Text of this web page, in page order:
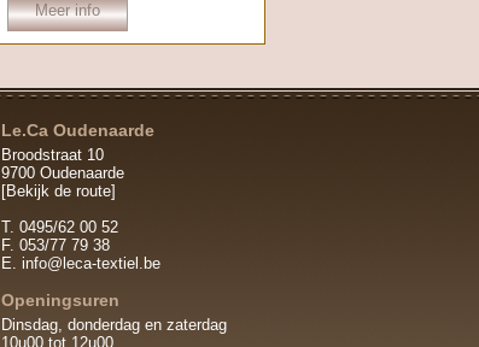
Meer info
Le.Ca Oudenaarde
Broodstraat 10
9700 Oudenaarde
[Bekijk de route]
T. 0495/62 00 52
F. 053/77 79 38
E. info@leca-textiel.be
Openingsuren
Dinsdag, donderdag en zaterdag
10u00 tot 12u00